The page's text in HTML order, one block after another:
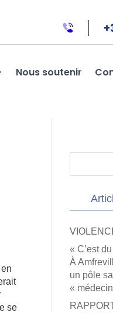
Nous soutenir
se
« C’est
À
un pôle
«